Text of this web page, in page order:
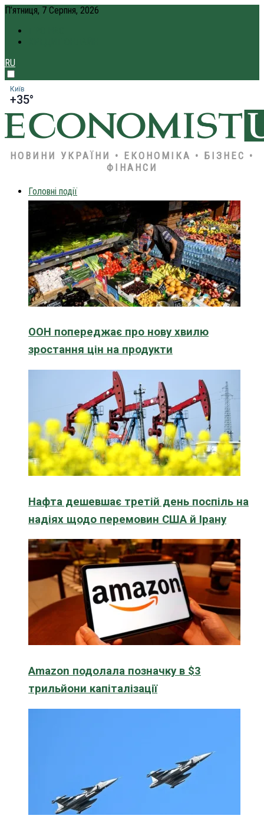
П’ятниця, 7 Серпня, 2026
RU
Київ
+35°
НОВИНИ УКРАЇНИ • ЕКОНОМІКА • БІЗНЕС •
ФІНАНСИ
Головні події
ООН попереджає про нову хвилю
зростання цін на продукти
Нафта дешевшає третій день поспіль на
надіях щодо перемовин США й Ірану
Amazon подолала позначку в $3
трильйони капіталізації